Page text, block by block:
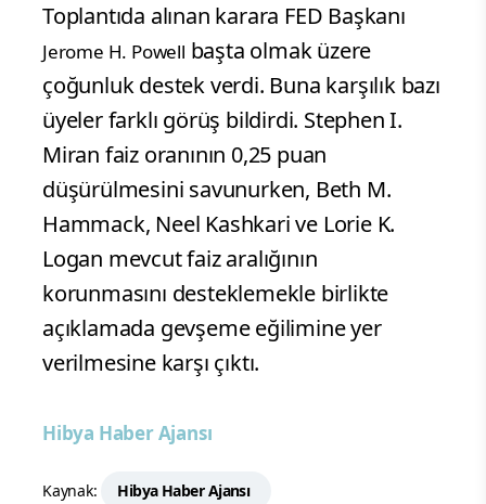
Toplantıda alınan karara FED Başkanı
Jerome H. Powell başta olmak üzere
çoğunluk destek verdi. Buna karşılık bazı
üyeler farklı görüş bildirdi. Stephen I.
Miran faiz oranının 0,25 puan
düşürülmesini savunurken, Beth M.
Hammack, Neel Kashkari ve Lorie K.
Logan mevcut faiz aralığının
korunmasını desteklemekle birlikte
açıklamada gevşeme eğilimine yer
verilmesine karşı çıktı.
Hibya Haber Ajansı
Kaynak: Hibya Haber Ajansı